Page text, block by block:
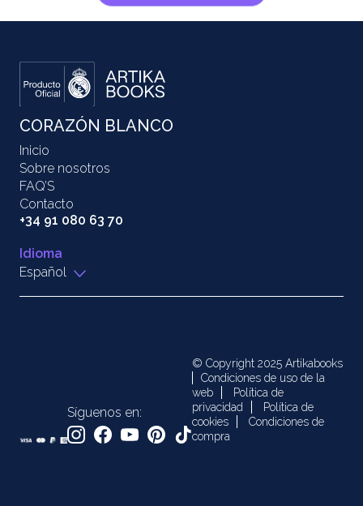
CORAZÓN BLANCO
Inicio
Sobre nosotros
FAQ’S
Contacto
+34 91 080 63 70
Idioma
Español
Síguenos en:
© Copyright 2025 Artikabooks
Condiciones de uso de la
web
Política de
privacidad
Política de
cookies
Condiciones de
compra